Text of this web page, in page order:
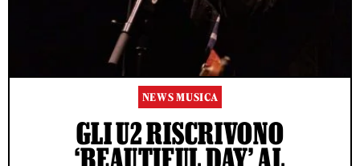
NEWS MUSICA
GLI U2 RISCRIVONO
‘BEAUTIFUL DAY’ AL